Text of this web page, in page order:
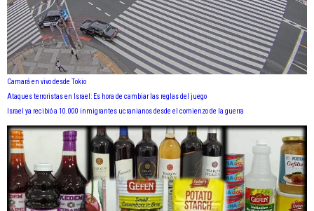
Camará en vivo desde Tokio
Ataques terroristas en Israel: Es hora de cambiar las reglas del juego
Israel ya recibió a 10.000 inmigrantes ucranianos desde el comienzo de la guerra